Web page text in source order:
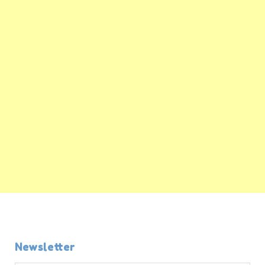
Newsletter